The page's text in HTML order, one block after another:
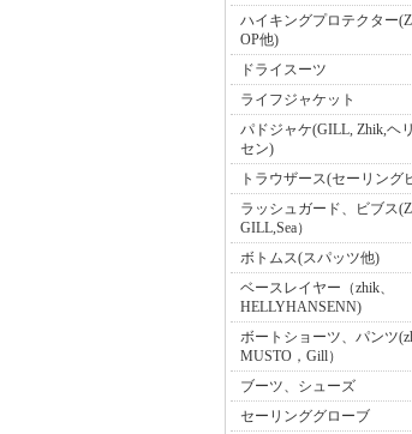
ハイキングプロテクター
OP他)
ドライスーツ
ライフジャケット
パドジャケ(GILL, Zhik,ヘ
セン)
トラウザース(セーリング
ラッシュガード、ビブス
GILL,Sea）
ボトムス(スパッツ他)
ベースレイヤー（zhik、
HELLYHANSENN)
ボートショーツ、パンツ
MUSTO，Gill）
ブーツ、シューズ
セーリンググローブ